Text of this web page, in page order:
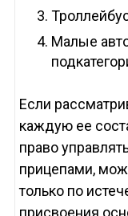
Малые
Если
каждую ее
право
прицепами,
только по
присвоения